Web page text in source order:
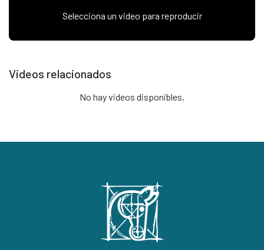
Selecciona un video para reproducir
Videos relacionados
No hay videos disponibles.